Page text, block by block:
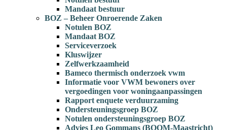
Mandaat bestuur
BOZ – Beheer Onroerende Zaken
Notulen BOZ
Mandaat BOZ
Serviceverzoek
Kluswijzer
Zelfwerkzaamheid
Bameco thermisch onderzoek vwm
Informatie voor VWM bewoners over
vergoedingen voor woningaanpassingen
Rapport enquete verduurzaming
Ondersteuningsgroep BOZ
Notulen ondersteuningsgroep BOZ
Advies Leo Gommans (BOOM-Maastricht)